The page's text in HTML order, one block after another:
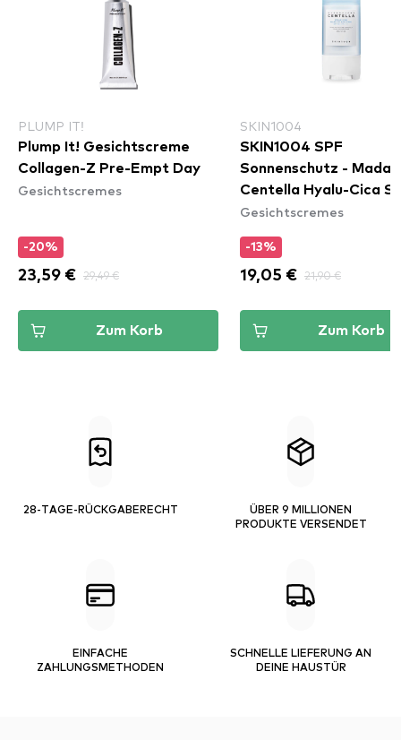
PLUMP IT!
Plump It! Gesichtscreme
Collagen-Z Pre-Empt Day
Gesichtscremes
-20%
23,59 € 29,49 €
Zum Korb
SKIN1004
SKIN1004 SPF
Sonnenschutz -
Centella Hyalu-Cica
Fit Sun Stick
Gesichtscremes
-13%
19,05 € 21,90 €
Zum Korb
28-TAGE-RÜCKGABERECHT
ÜBER 9 MILLIONEN
PRODUKTE VERSENDET
EINFACHE
ZAHLUNGSMETHODEN
SCHNELLE LIEFERUNG AN
DEINE HAUSTÜR